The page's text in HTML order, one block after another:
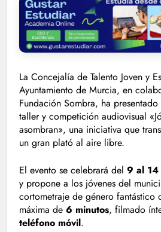
La Concejalía de Talento Joven y
Ayuntamiento de Murcia, en
Fundación Sombra, ha
taller y competición audiovisual
asombran», una iniciativa que
un gran plató al aire libre.
El evento se celebrará del 9 al
y propone a los jóvenes del
cortometraje de género fantástico
máxima de 6 minutos, filmado
teléfono móvil.